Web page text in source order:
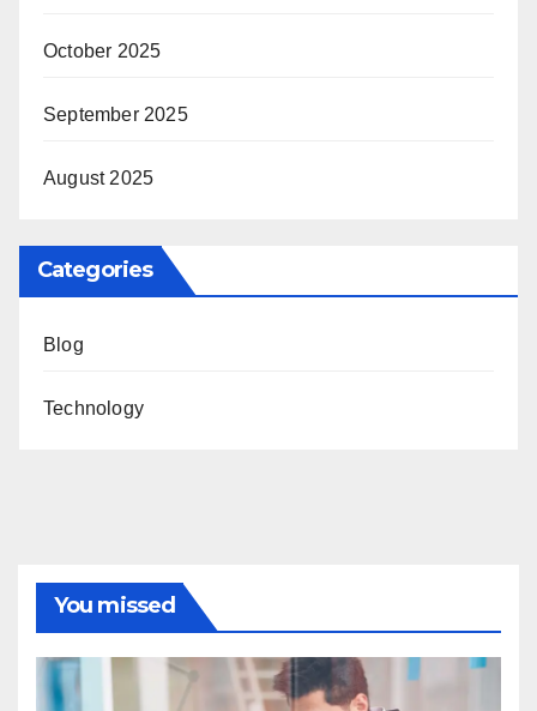
October 2025
September 2025
August 2025
Categories
Blog
Technology
You missed